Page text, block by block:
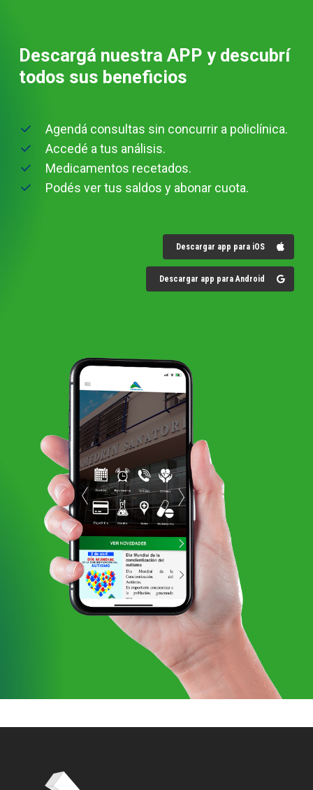
Descargá nuestra APP y descubrí
todos sus beneficios
Agendá consultas sin concurrir a policlínica.
Accedé a tus análisis.
Medicamentos recetados.
Podés ver tus saldos y abonar cuota.
Descargar app para iOS
Descargar app para Android